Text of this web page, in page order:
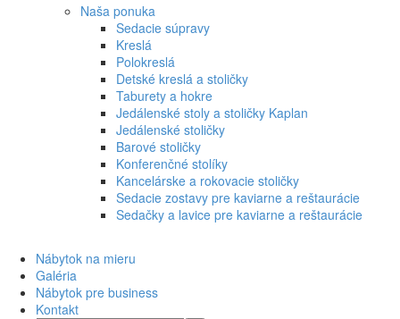
Naša ponuka
Sedacie súpravy
Kreslá
Polokreslá
Detské kreslá a stoličky
Taburety a hokre
Jedálenské stoly a stoličky Kaplan
Jedálenské stoličky
Barové stoličky
Konferenčné stolíky
Kancelárske a rokovacie stoličky
Sedacie zostavy pre kaviarne a reštaurácie
Sedačky a lavice pre kaviarne a reštaurácie
Nábytok na mieru
Galéria
Nábytok pre business
Kontakt